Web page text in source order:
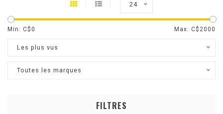
24
Min: C$0 Max: C$ 2000
Les plus vus
Toutes les marques
FILTRES